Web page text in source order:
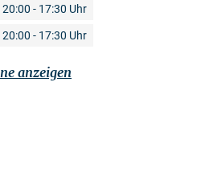
20:00 - 17:30 Uhr
20:00 - 17:30 Uhr
anzeigen